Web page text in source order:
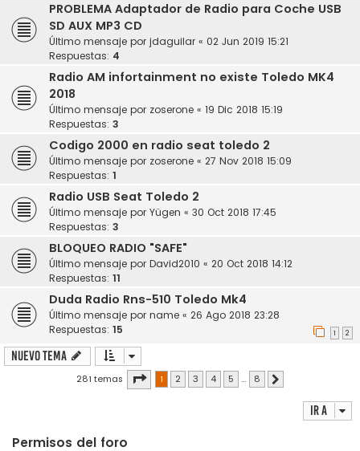
PROBLEMA Adaptador de Radio para Coche USB
SD AUX MP3 CD
Último mensaje por jdaguilar « 02 Jun 2019 15:21
Respuestas: 4
Radio AM infortainment no existe Toledo MK4
2018
Último mensaje por zoserone « 19 Dic 2018 15:19
Respuestas: 3
Codigo 2000 en radio seat toledo 2
Último mensaje por zoserone « 27 Nov 2018 15:09
Respuestas: 1
Radio USB Seat Toledo 2
Último mensaje por Yügen « 30 Oct 2018 17:45
Respuestas: 3
BLOQUEO RADIO "SAFE"
Último mensaje por David2010 « 20 Oct 2018 14:12
Respuestas: 11
Duda Radio Rns-510 Toledo Mk4
Último mensaje por name « 26 Ago 2018 23:28
Respuestas: 15 1 2
Nuevo Tema
281 temas Página de
1 2 3 4 5 … 8
Ir a
Permisos del foro